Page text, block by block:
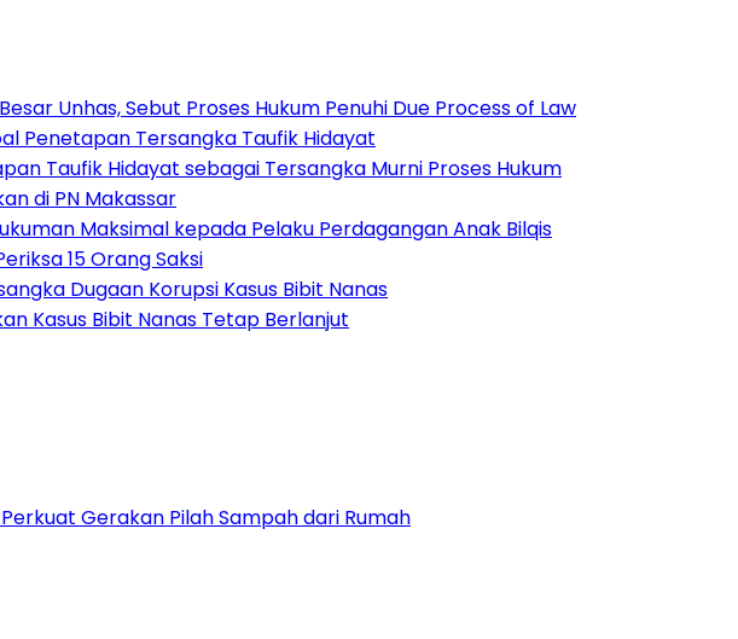
Unhas, Sebut Proses Hukum Penuhi Due Process of Law
Penetapan Tersangka Taufik Hidayat
Taufik Hidayat sebagai Tersangka Murni Proses Hukum
di PN Makassar
Maksimal kepada Pelaku Perdagangan Anak Bilqis
15 Orang Saksi
Dugaan Korupsi Kasus Bibit Nanas
Kasus Bibit Nanas Tetap Berlanjut
Gerakan Pilah Sampah dari Rumah